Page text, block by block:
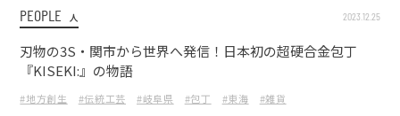
PEOPLE 人 2023.12.25
刃物の3S・関市から世界へ発信！日本初の超硬合金包丁
『KISEKI:』の物語
#地方創生 #伝統工芸 #岐阜県 #包丁 #東海 #雑貨